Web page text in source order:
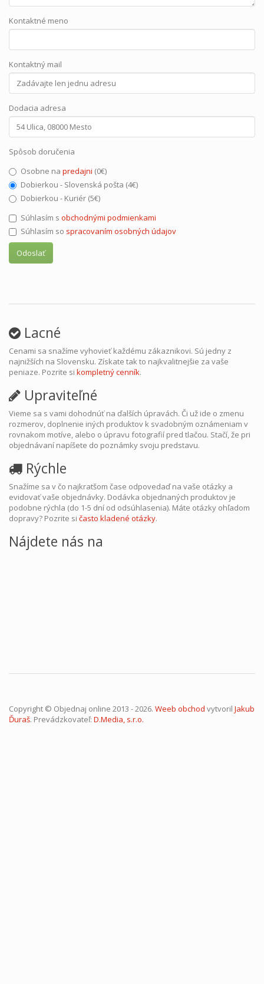
Kontaktné meno
Kontaktný mail
Dodacia adresa
Spôsob doručenia
Osobne na predajni (0€)
Dobierkou - Slovenská pošta (4€)
Dobierkou - Kuriér (5€)
Súhlasím s obchodnými podmienkami
Súhlasím so spracovaním osobných údajov
Odoslať
Lacné
Cenami sa snažíme vyhovieť každému zákaznikovi. Sú jedny z
najnižších na Slovensku. Získate tak to najkvalitnejšie za vaše
peniaze. Pozrite si kompletný cenník.
Upraviteľné
Vieme sa s vami dohodnúť na ďalších úpravách. Či už ide o zmenu
rozmerov, doplnenie iných produktov k svadobným oznámeniam v
rovnakom motíve, alebo o úpravu fotografií pred tlačou. Stačí, že pri
objednávaní napíšete do poznámky svoju predstavu.
Rýchle
Snažíme sa v čo najkratšom čase odpovedaď na vaše otázky a
evidovať vaše objednávky. Dodávka objednaných produktov je
podobne rýchla (do 1-5 dní od odsúhlasenia). Máte otázky ohľadom
dopravy? Pozrite si často kladené otázky.
Nájdete nás na
Copyright © Objednaj online 2013 - 2026. Weeb obchod vytvoril Jakub
Ďuraš. Prevádzkovateľ: D.Media, s.r.o.